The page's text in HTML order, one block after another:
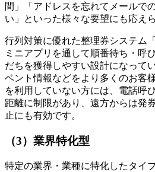
間」「アドレスを忘れてメールで
い」といった様々な要望にも応え
行列対策に優れた整理券システム
ミニアプリを通して順番待ち・呼
だちを獲得しやすい設計になって
ベント情報などをより多くのお客
を利用していない方には、電話呼
距離に制限があり、遠方からは発
止にも有効です。
（3）業界特化型
特定の業界・業種に特化したタイ